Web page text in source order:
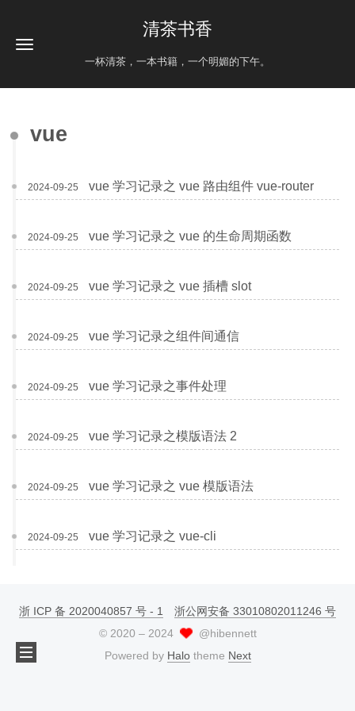
清茶书香
一杯清茶，一本书籍，一个明媚的下午。
vue
2024-09-25 vue 学习记录之 vue 路由组件 vue-router
2024-09-25 vue 学习记录之 vue 的生命周期函数
2024-09-25 vue 学习记录之 vue 插槽 slot
2024-09-25 vue 学习记录之组件间通信
2024-09-25 vue 学习记录之事件处理
2024-09-25 vue 学习记录之模版语法 2
2024-09-25 vue 学习记录之 vue 模版语法
2024-09-25 vue 学习记录之 vue-cli
浙 ICP 备 2020040857 号 - 1
浙公网安备 33010802011246 号
© 2020 – 2024
@hibennett
Powered by Halotheme Next